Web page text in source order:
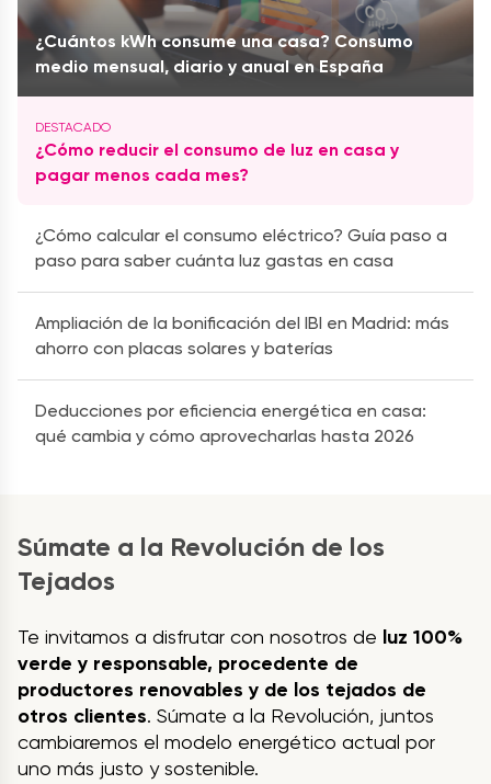
¿Cuántos kWh consume una casa? Consumo
medio mensual, diario y anual en España
¿Cómo reducir el consumo de luz en casa y
pagar menos cada mes?
¿Cómo calcular el consumo eléctrico? Guía paso a
paso para saber cuánta luz gastas en casa
Ampliación de la bonificación del IBI en Madrid: más
ahorro con placas solares y baterías
Deducciones por eficiencia energética en casa:
qué cambia y cómo aprovecharlas hasta 2026
Súmate a la Revolución de los
Tejados
Te invitamos a disfrutar con nosotros de luz 100%
verde y responsable, procedente de
productores renovables y de los tejados de
otros clientes. Súmate a la Revolución, juntos
cambiaremos el modelo energético actual por
uno más justo y sostenible.